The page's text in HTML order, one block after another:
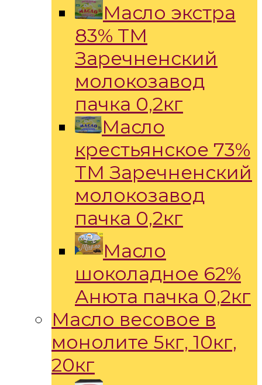
Масло экстра
83% ТМ
Заречненский
молокозавод
пачка 0,2кг
Масло
крестьянское 73%
ТМ Заречненский
молокозавод
пачка 0,2кг
Масло
шоколадное 62%
Анюта пачка 0,2кг
Масло весовое в
монолите 5кг, 10кг,
20кг